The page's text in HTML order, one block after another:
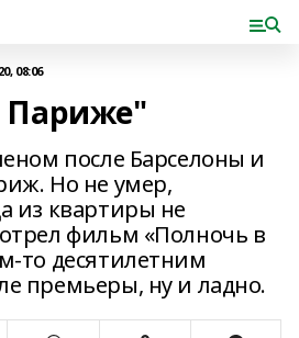
08:06
Париже"
после Барселоны и
Но не умер,
из квартиры не
фильм «Полночь в
то десятилетним
премьеры, ну и ладно.